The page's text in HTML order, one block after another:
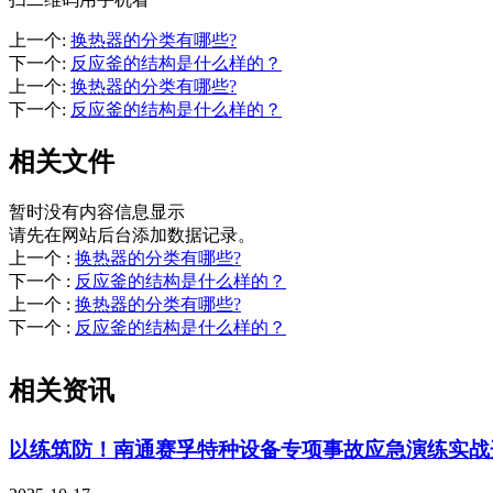
上一个: 换热器的分类有哪些?
下一个: 反应釜的结构是什么样的？
上一个: 换热器的分类有哪些?
下一个: 反应釜的结构是什么样的？
相关文件
暂时没有内容信息显示
请先在网站后台添加数据记录。
上一个 : 换热器的分类有哪些?
下一个 : 反应釜的结构是什么样的？
上一个 : 换热器的分类有哪些?
下一个 : 反应釜的结构是什么样的？
相关资讯
以练筑防！南通赛孚特种设备专项事故应急演练实